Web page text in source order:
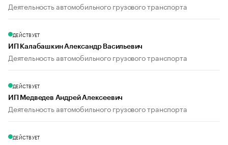
Деятельность автомобильного грузового транспорта
ДЕЙСТВУЕТ
ИП Калабашкин Александр Васильевич
Деятельность автомобильного грузового транспорта
ДЕЙСТВУЕТ
ИП Медведев Андрей Алексеевич
Деятельность автомобильного грузового транспорта
ДЕЙСТВУЕТ